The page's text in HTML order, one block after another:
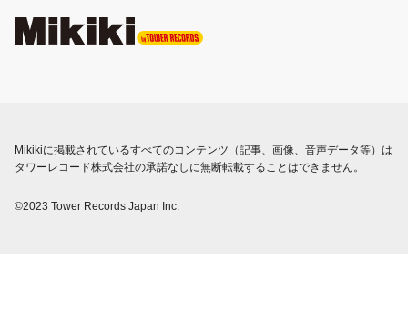
Mikikiに掲載されているすべてのコンテンツ（記事、画像、音声データ等）は
タワーレコード株式会社の承諾なしに無断転載することはできません。
©2023 Tower Records Japan Inc.